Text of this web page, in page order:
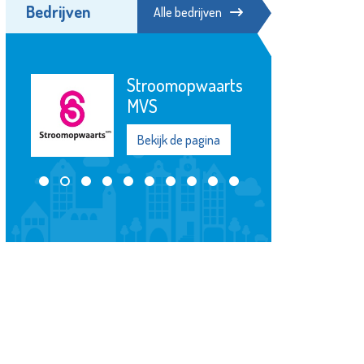
Bedrijven Alle bedrijven
Lentiz
Bekijk de pagina